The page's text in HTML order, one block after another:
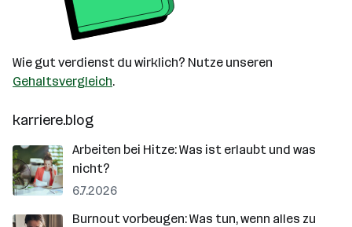
Wie gut verdienst du wirklich? Nutze unseren
Gehaltsvergleich.
karriere.blog
Arbeiten bei Hitze: Was ist erlaubt und was
nicht?
6.7.2026
Burnout vorbeugen: Was tun, wenn alles zu